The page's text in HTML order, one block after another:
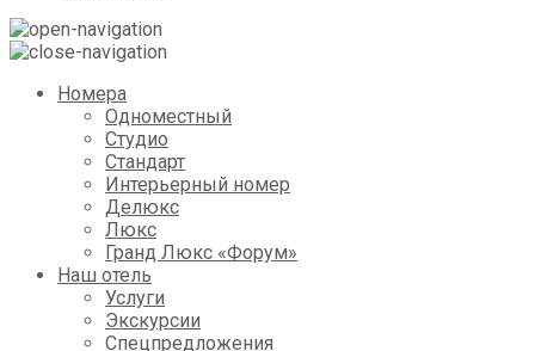
Номера
Одноместный
Студио
Стандарт
Интерьерный номер
Делюкс
Люкс
Гранд Люкс «Форум»
Наш отель
Услуги
Экскурсии
Спецпредложения